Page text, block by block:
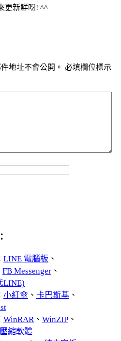
更新鮮呀! ^^
地址不會公開。 必填欄位標示
LINE 電腦板 、
FB Messenger 、
LINE)
小紅傘 、 卡巴斯基 、
WinRAR、 WinZIP 、
縮軟體